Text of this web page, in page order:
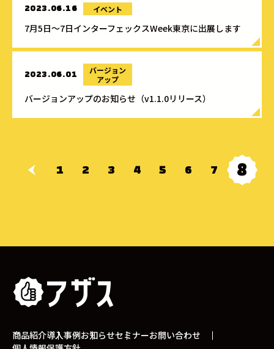
2023.06.16 イベント
7月5日～7日インターフェックスWeek東京に出展します
2023.06.01
バージョン
アップ
バージョンアップのお知らせ（v1.1.0リリース）
1 2 3 4 5 6 7 8
商品紹介導入事例お知らせセミナーお問い合わせ